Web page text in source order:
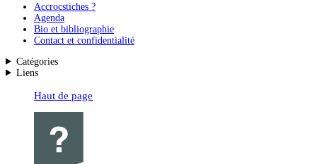
Accrocstiches ?
Agenda
Bio et bibliographie
Contact et confidentialité
Catégories
Liens
Haut de page